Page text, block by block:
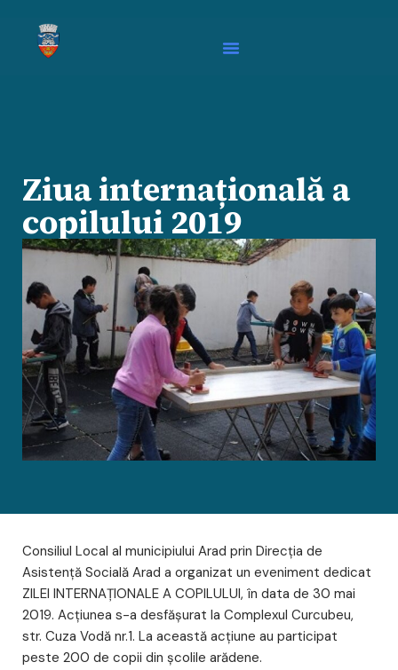
Ziua internațională a
copilului 2019
Consiliul Local al municipiului Arad prin Direcția de
Asistență Socială Arad a organizat un eveniment dedicat
ZILEI INTERNAȚIONALE A COPILULUI, în data de 30 mai
2019. Acțiunea s-a desfășurat la Complexul Curcubeu,
str. Cuza Vodă nr.1. La această acțiune au participat
peste 200 de copii din şcolile arădene.